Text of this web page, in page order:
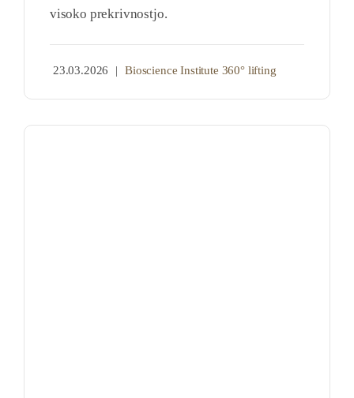
visoko prekrivnostjo.
23.03.2026 | Bioscience Institute 360° lifting